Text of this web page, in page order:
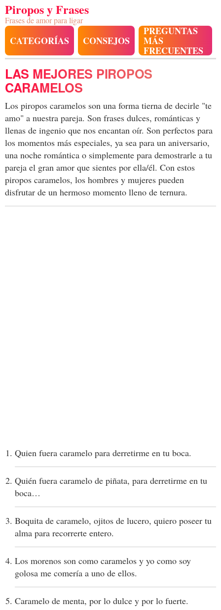
Piropos y Frases
Frases de amor para ligar
CATEGORÍAS CONSEJOS
PREGUNTAS
MÁS
FRECUENTES
LAS MEJORES PIROPOS
CARAMELOS
Los piropos caramelos son una forma tierna de decirle "te
amo" a nuestra pareja. Son frases dulces, románticas y
llenas de ingenio que nos encantan oír. Son perfectos para
los momentos más especiales, ya sea para un aniversario,
una noche romántica o simplemente para demostrarle a tu
pareja el gran amor que sientes por ella/él. Con estos
piropos caramelos, los hombres y mujeres pueden
disfrutar de un hermoso momento lleno de ternura.
Quien fuera caramelo para derretirme en tu boca.
Quién fuera caramelo de piñata, para derretirme en tu
boca…
Boquita de caramelo, ojitos de lucero, quiero poseer tu
alma para recorrerte entero.
Los morenos son como caramelos y yo como soy
golosa me comería a uno de ellos.
Caramelo de menta, por lo dulce y por lo fuerte.